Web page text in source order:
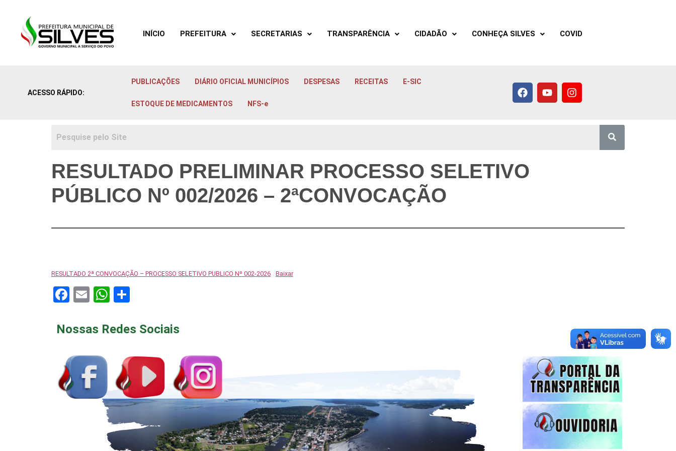
INÍCIO PREFEITURA SECRETARIAS TRANSPARÊNCIA CIDADÃO CONHEÇA SILVES COVID
ACESSO RÁPIDO:
PUBLICAÇÕES DIÁRIO OFICIAL MUNICÍPIOS DESPESAS RECEITAS E-SIC
ESTOQUE DE MEDICAMENTOS NFS-e
RESULTADO PRELIMINAR PROCESSO SELETIVO
PÚBLICO Nº 002/2026 – 2ªCONVOCAÇÃO
RESULTADO 2ª CONVOCAÇÃO – PROCESSO SELETIVO PUBLICO Nº 002-2026 Baixar
Facebook
EmailWhatsApp
Nossas Redes Sociais